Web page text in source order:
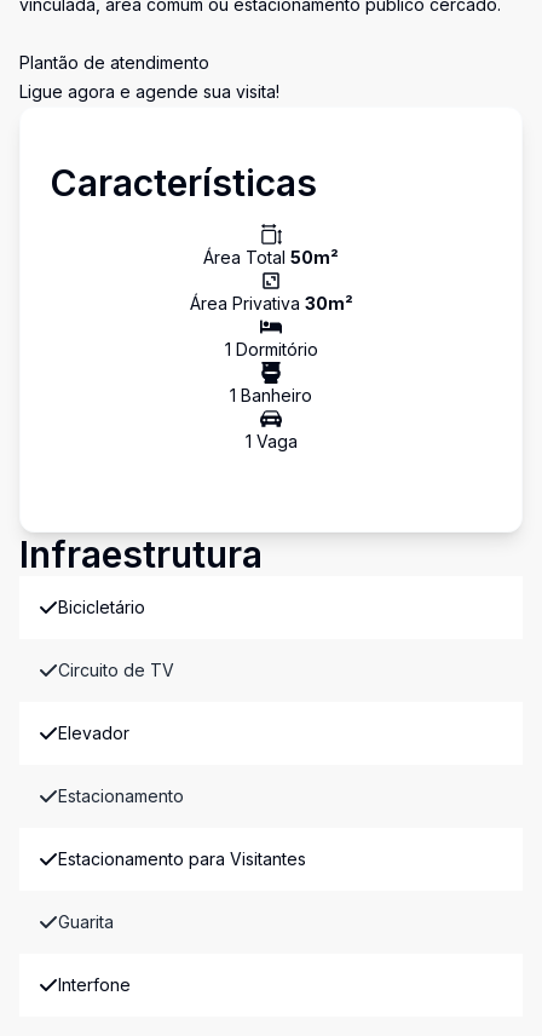
vinculada, área comum ou estacionamento público cercado.
Plantão de atendimento
Ligue agora e agende sua visita!
Características
Área Total 50m²
Área Privativa 30m²
1 Dormitório
1 Banheiro
1 Vaga
Infraestrutura
Bicicletário
Circuito de TV
Elevador
Estacionamento
Estacionamento para Visitantes
Guarita
Interfone